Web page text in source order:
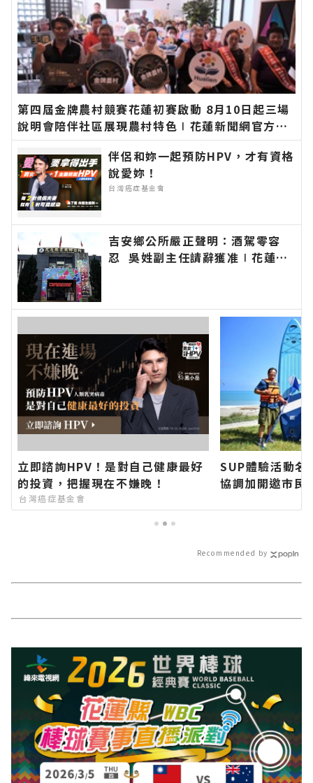
第四屆金牌農村競賽花蓮初賽啟動 8月10日起三場
說明會陪伴社區展現農村特色∣花蓮新聞網官方網
站各類新聞－最快速的今日新聞報導 最新的在地資
訊！
伴侶和妳一起預防HPV，才有資格
說愛妳！
台灣癌症基金會
吉安鄉公所嚴正聲明：酒駕零容
忍 吳姓副主任請辭獲准∣花蓮新
立即諮詢HPV！是對自己健康最好
的投資，把握現在不嫌晚！
台灣癌症基金會
SUP體驗活動名
協調加開邀市
Recommended by